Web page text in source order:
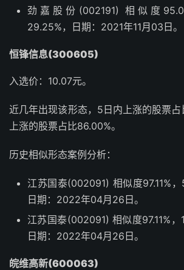
劲嘉股份(002191) 相似度
29.25%，日期：2021年11月03日。
恒锋信息(300605)
入选价：10.07元。
近几年出现该形态，5日内上涨的股票占
上涨的股票占比86.00%。
历史相似形态案例分析：
江苏国泰(002091) 相似度97.11%，
日期：2022年04月26日。
江苏国泰(002091) 相似度97.11%，
日期：2022年04月26日。
皖维高新(600063)